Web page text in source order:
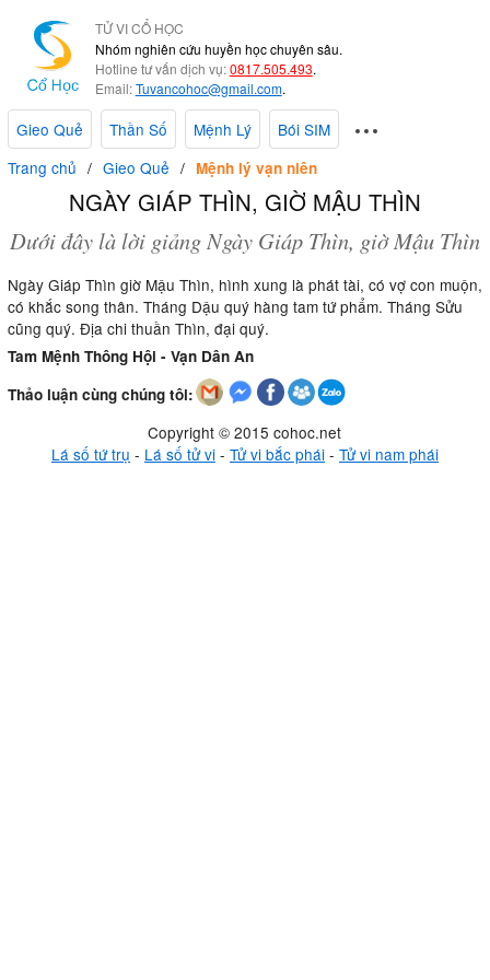
TỬ VI CỔ HỌC
Nhóm nghiên cứu huyền học chuyên sâu.
Hotline tư vấn dịch vụ:0817.505.493.
Email:Tuvancohoc@gmail.com.
Gieo Quẻ Thần Số Mệnh Lý
Bói SIM
Trang chủ
Gieo Quẻ Mệnh lý vạn niên
NGÀY GIÁP THÌN, GIỜ MẬU THÌN
Dưới đây là lời giảng Ngày Giáp Thìn, giờ Mậu Thìn
Ngày Giáp Thìn giờ Mậu Thìn, hình xung là phát tài, có vợ con muộn,
có khắc song thân. Tháng Dậu quý hàng tam tứ phẩm. Tháng Sửu
cũng quý. Địa chi thuần Thìn, đại quý.
Tam Mệnh Thông Hội - Vạn Dân An
Thảo luận cùng chúng tôi:
Copyright © 2015 cohoc.net
Lá số tứ trụ - Lá số tử vi- Tử vi bắc phái- Tử vi nam phái